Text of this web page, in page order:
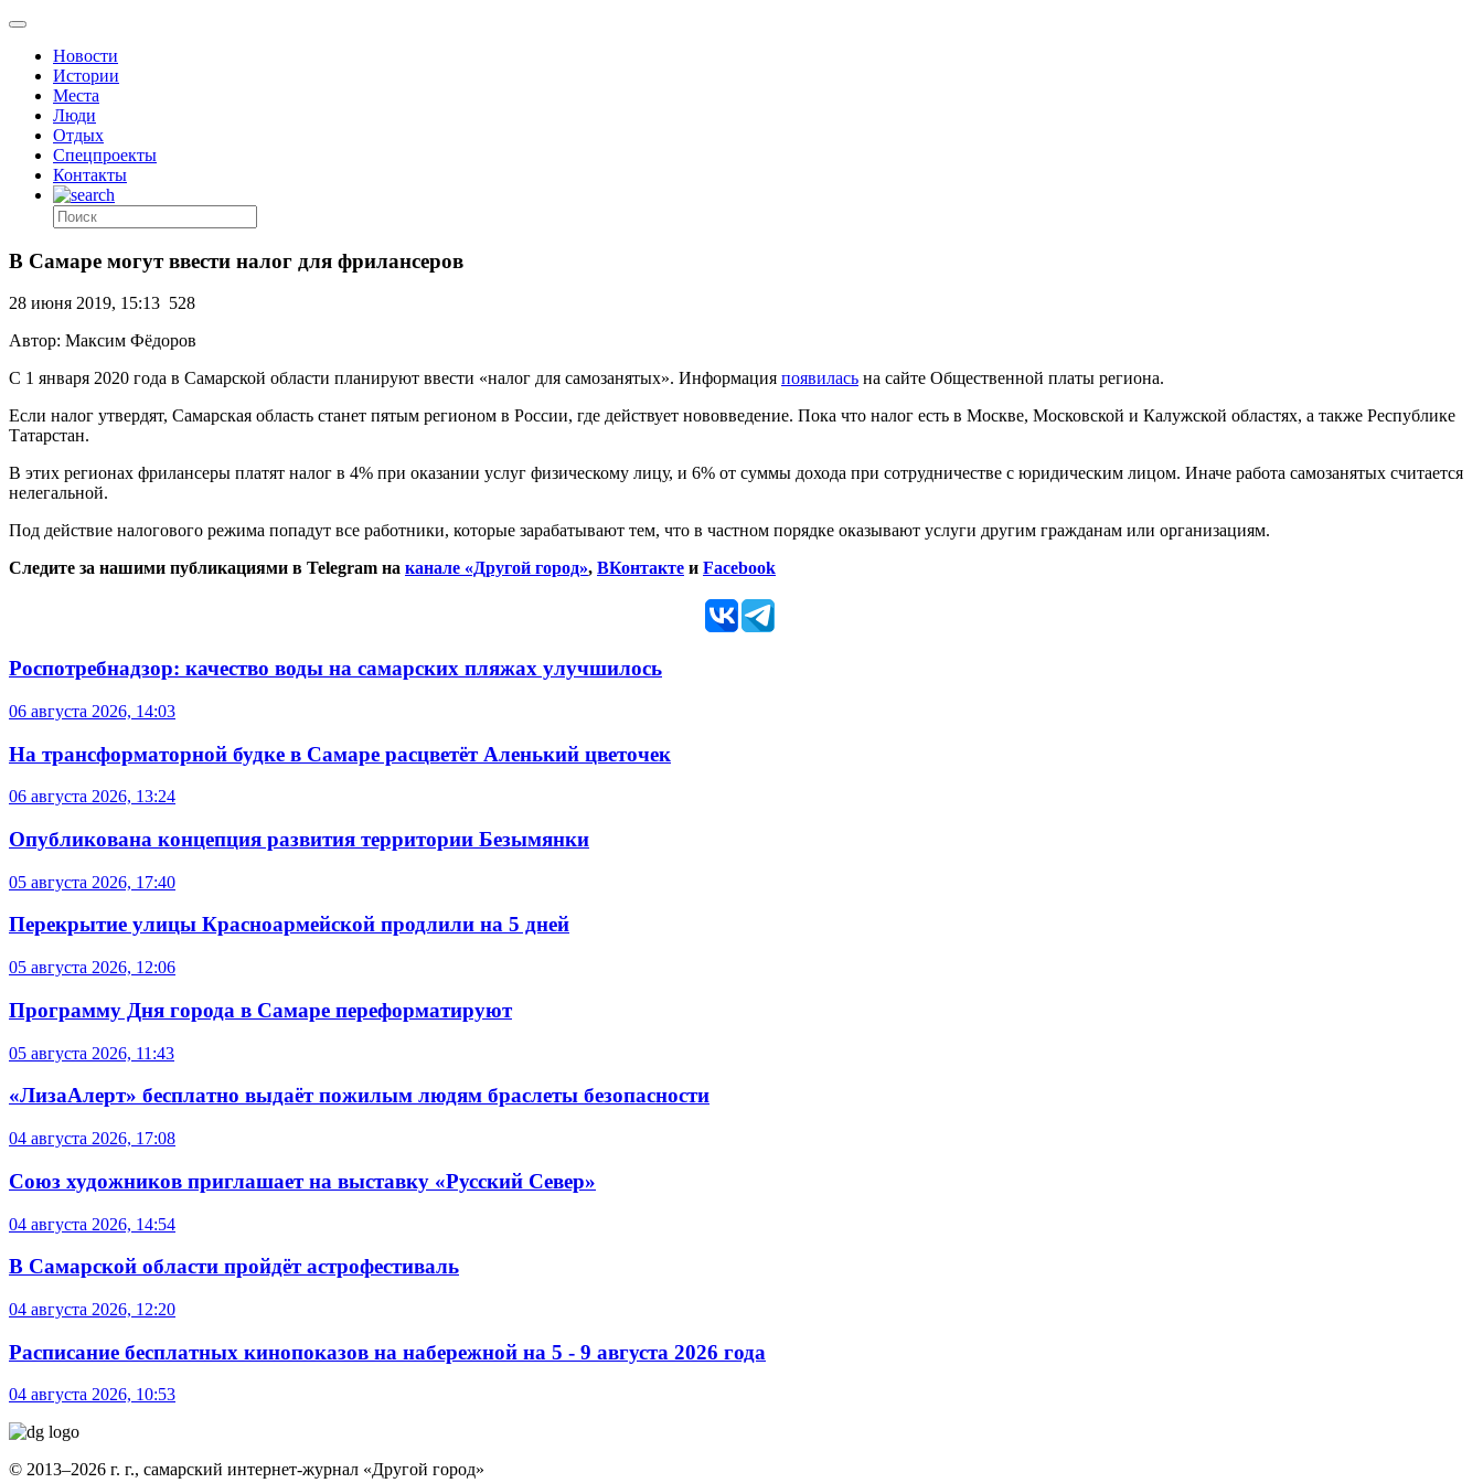
Новости
Истории
Места
Люди
Отдых
Спецпроекты
Контакты
В Самаре могут ввести налог для фрилансеров
28 июня 2019, 15:13 528
Автор: Максим Фёдоров
С 1 января 2020 года в Самарской области планируют ввести «налог для самозанятых». Информация появилась на сайте Общественной платы региона.
Если налог утвердят, Самарская область станет пятым регионом в России, где действует нововведение. Пока что налог есть в Москве, Московской и Калужской областях, а также Республике
Татарстан.
В этих регионах фрилансеры платят налог в 4% при оказании услуг физическому лицу, и 6% от суммы дохода при сотрудничестве с юридическим лицом. Иначе работа самозанятых считается
нелегальной.
Под действие налогового режима попадут все работники, которые зарабатывают тем, что в частном порядке оказывают услуги другим гражданам или организациям.
Следите за нашими публикациями в Telegram на канале «Другой город», ВКонтакте и Facebook
Роспотребнадзор: качество воды на самарских пляжах улучшилось
06 августа 2026, 14:03
На трансформаторной будке в Самаре расцветёт Аленький цветочек
06 августа 2026, 13:24
Опубликована концепция развития территории Безымянки
05 августа 2026, 17:40
Перекрытие улицы Красноармейской продлили на 5 дней
05 августа 2026, 12:06
Программу Дня города в Самаре переформатируют
05 августа 2026, 11:43
«ЛизаАлерт» бесплатно выдаёт пожилым людям браслеты безопасности
04 августа 2026, 17:08
Союз художников приглашает на выставку «Русский Север»
04 августа 2026, 14:54
В Самарской области пройдёт астрофестиваль
04 августа 2026, 12:20
Расписание бесплатных кинопоказов на набережной на 5 - 9 августа 2026 года
04 августа 2026, 10:53
© 2013–2026 г. г., самарский интернет-журнал «Другой город»